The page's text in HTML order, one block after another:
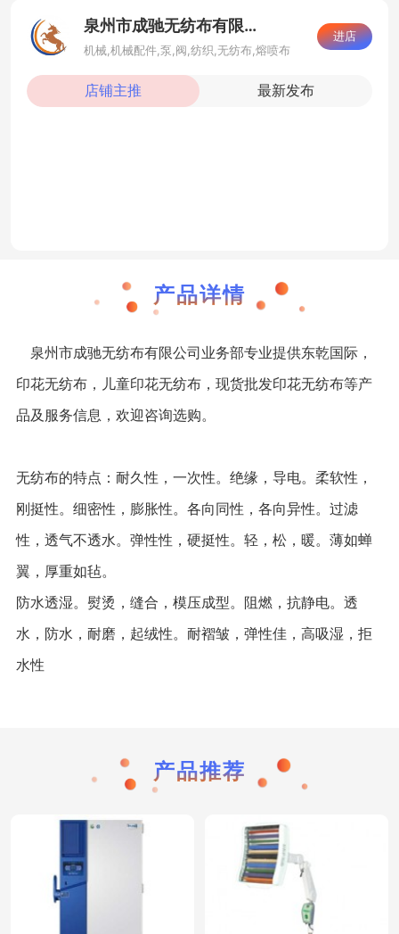
泉州市成驰无纺布有限公司
机械,机械配件,泵,阀,纺织,无纺布,熔喷布
进店
店铺主推 最新发布
产品详情
泉州市成驰无纺布有限公司业务部专业提供东乾国际，
印花无纺布，儿童印花无纺布，现货批发印花无纺布等产
品及服务信息，欢迎咨询选购。
无纺布的特点：耐久性，一次性。绝缘，导电。柔软性，
刚挺性。细密性，膨胀性。各向同性，各向异性。过滤
性，透气不透水。弹性性，硬挺性。轻，松，暖。薄如蝉
翼，厚重如毡。
防水透湿。熨烫，缝合，模压成型。阻燃，抗静电。透
水，防水，耐磨，起绒性。耐褶皱，弹性佳，高吸湿，拒
水性
产品推荐